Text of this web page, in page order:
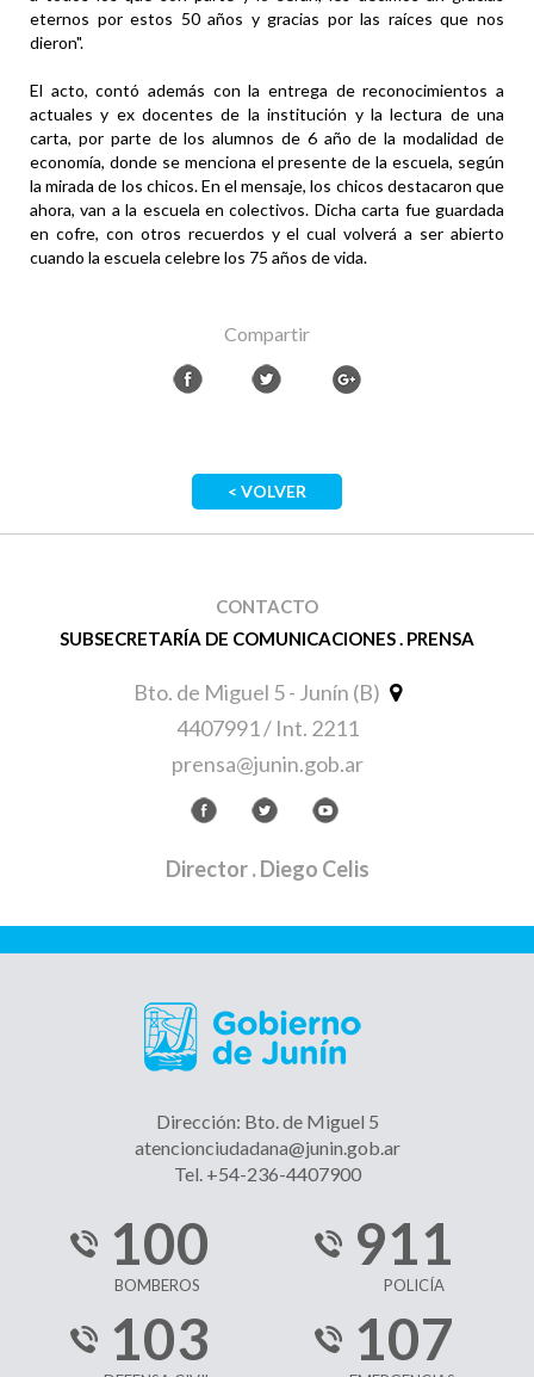
eternos por estos 50 años y gracias por las raíces que nos
dieron".
El acto, contó además con la entrega de reconocimientos a
actuales y ex docentes de la institución y la lectura de una
carta, por parte de los alumnos de 6 año de la modalidad de
economía, donde se menciona el presente de la escuela, según
la mirada de los chicos. En el mensaje, los chicos destacaron que
ahora, van a la escuela en colectivos. Dicha carta fue guardada
en cofre, con otros recuerdos y el cual volverá a ser abierto
cuando la escuela celebre los 75 años de vida.
Compartir
< VOLVER
CONTACTO
SUBSECRETARÍA DE COMUNICACIONES . PRENSA
Bto. de Miguel 5 - Junín (B)
4407991 / Int. 2211
prensa@junin.gob.ar
Director. Diego Celis
Dirección: Bto. de Miguel 5
atencionciudadana@junin.gob.ar
Tel. +54-236-4407900
100
BOMBEROS
911
POLICÍA
103 107